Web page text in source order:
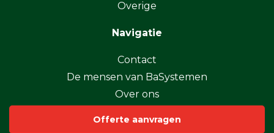
Offerte aanvragen
Overige
Navigatie
Contact
De mensen van BaSystemen
Over ons
Kennis en inspiratie